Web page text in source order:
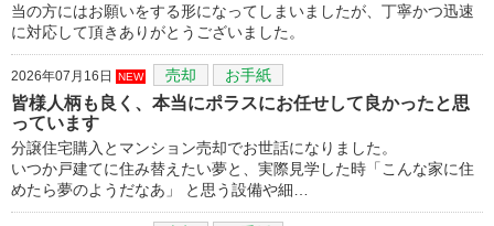
当の方にはお願いをする形になってしまいましたが、丁寧かつ迅速
に対応して頂きありがとうございました。
2026年07月16日 NEW 売却 お手紙
皆様人柄も良く、本当にポラスにお任せして良かったと思
っています
分譲住宅購入とマンション売却でお世話になりました。
いつか戸建てに住み替えたい夢と、実際見学した時「こんな家に住
めたら夢のようだなあ」 と思う設備や細…